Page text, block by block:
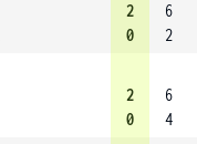
2
0
6
2
2
0
6
4